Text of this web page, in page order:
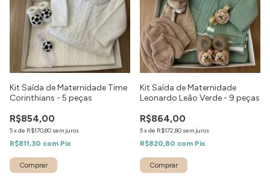
Kit Saída de Maternidade Time
Corinthians - 5 peças
R$854,00
5xde R$170,80 sem juros
R$811,30 com Pix
Comprar
Kit Saída de Maternidade
Leonardo Leão Verde - 9 peças
R$864,00
5xde R$172,80 sem juros
R$820,80 com Pix
Comprar